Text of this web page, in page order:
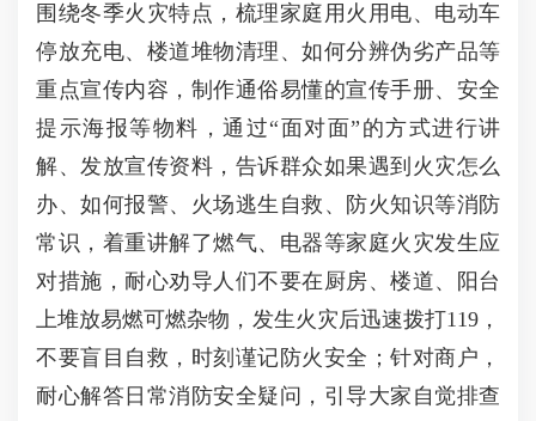
围绕冬季火灾特点，梳理家庭用火用电、电动车
停放充电、楼道堆物清理、如何分辨伪劣产品等
重点宣传内容，制作通俗易懂的宣传手册、安全
提示海报等物料，通过“面对面”的方式进行讲
解、发放宣传资料，告诉群众如果遇到火灾怎么
办、如何报警、火场逃生自救、防火知识等消防
常识，着重讲解了燃气、电器等家庭火灾发生应
对措施，耐心劝导人们不要在厨房、楼道、阳台
上堆放易燃可燃杂物，发生火灾后迅速拨打119，
不要盲目自救，时刻谨记防火安全；针对商户，
耐心解答日常消防安全疑问，引导大家自觉排查